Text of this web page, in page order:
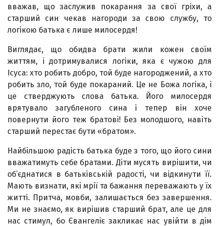
вважав, що заслужив покарання за свої гріхи, а
старший син чекав нагороди за свою службу, то
логікою батька є лише милосердя!
Виглядає, що обидва брати жили кожен своїм
життям, і дотримувалися логіки, яка є чужою для
Ісуса: хто робить добро, той буде нагороджений, а хто
робить зло, той буде покараний. Це не Божа логіка, і
це стверджують слова батька. Його милосердя
врятувало загубленого сина і тепер він хоче
повернути його теж братові! Без молодшого, навіть
старший перестає бути «братом».
Найбільшою радість батька буде з того, що його сини
вважатимуть себе братами. Діти мусять вирішити, чи
об’єднатися в батьківській радості, чи відкинути її.
Мають визнати, які мрії та бажання переважають у їх
житті. Притча, мовби, залишається без завершення.
Ми не знаємо, як вирішив старший брат, але це для
нас стимул, бо Євангеліє закликає нас увійти в дім